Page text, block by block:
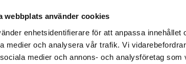
webbplats använder cookies
enhetsidentifierare för att anpassa
medier och analysera vår trafik. Vi
medier och annons- och analysföretag